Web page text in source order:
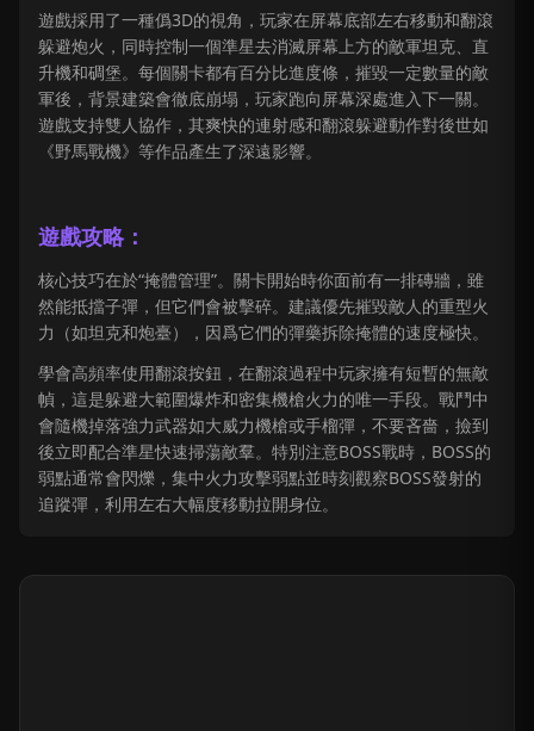
遊戲採用了一種僞3D的視角，玩家在屏幕底部左右移動和翻滾
躲避炮火，同時控制一個準星去消滅屏幕上方的敵軍坦克、直
升機和碉堡。每個關卡都有百分比進度條，摧毀一定數量的敵
軍後，背景建築會徹底崩塌，玩家跑向屏幕深處進入下一關。
遊戲支持雙人協作，其爽快的連射感和翻滾躲避動作對後世如
《野馬戰機》等作品產生了深遠影響。
遊戲攻略：
核心技巧在於“掩體管理”。關卡開始時你面前有一排磚牆，雖
然能抵擋子彈，但它們會被擊碎。建議優先摧毀敵人的重型火
力（如坦克和炮臺），因爲它們的彈藥拆除掩體的速度極快。
學會高頻率使用翻滾按鈕，在翻滾過程中玩家擁有短暫的無敵
幀，這是躲避大範圍爆炸和密集機槍火力的唯一手段。戰鬥中
會隨機掉落強力武器如大威力機槍或手榴彈，不要吝嗇，撿到
後立即配合準星快速掃蕩敵羣。特別注意BOSS戰時，BOSS的
弱點通常會閃爍，集中火力攻擊弱點並時刻觀察BOSS發射的
追蹤彈，利用左右大幅度移動拉開身位。